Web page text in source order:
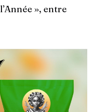
», entre